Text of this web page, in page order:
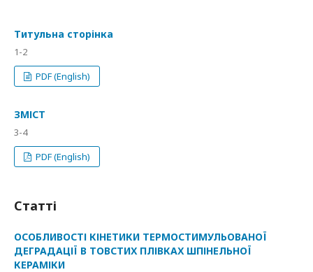
Титульна сторінка
1-2
PDF (English)
ЗМІСТ
3-4
PDF (English)
Статті
ОСОБЛИВОСТІ КІНЕТИКИ ТЕРМОСТИМУЛЬОВАНОЇ
ДЕГРАДАЦІЇ В ТОВСТИХ ПЛІВКАХ ШПІНЕЛЬНОЇ
КЕРАМІКИ